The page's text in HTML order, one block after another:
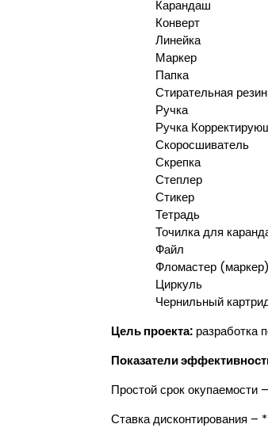
Карандаш
Конверт
Линейка
Маркер
Папка
Стирательная
Ручка
Ручка
Скоросшиватель
Скрепка
Степлер
Стикер
Тетрадь
Точилка для
Файл
Фломастер (маркер)
Циркуль
Чернильный
Цель проекта:разработка
Показатели
Простой срок окупаемости
Ставка дисконтирования –